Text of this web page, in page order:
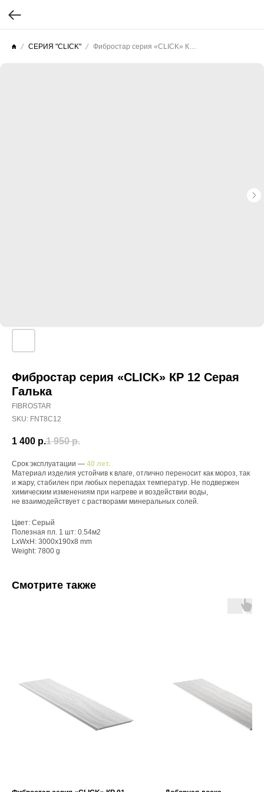
СЕРИЯ "CLICK"
Фибростар серия «CLICK» КP 12 Серая
Галька
FIBROSTAR
SKU: FNT8C12
1 400 р.1 950 р.
Срок эксплуатации — 40 лет.
Материал изделия устойчив к влаге, отлично переносит как мороз, так
и жару, стабилен при любых перепадах температур. Не подвержен
химическим изменениям при нагреве и воздействии воды,
не взаимодействует с растворами минеральных солей.
Цвет: Серый
Полезная пл. 1 шт: 0.54м2
LxWxH: 3000x190x8 mm
Weight: 7800 g
Смотрите также